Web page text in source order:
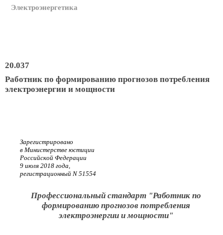
Электроэнергетика
20.037
Работник по формированию прогнозов потребления
электроэнергии и мощности
Зарегистрировано
в Министерстве юстиции
Российской Федерации
9 июля 2018 года,
регистрационный N 51554
Профессиональный стандарт "Работник по
формированию прогнозов потребления
электроэнергии и мощности"